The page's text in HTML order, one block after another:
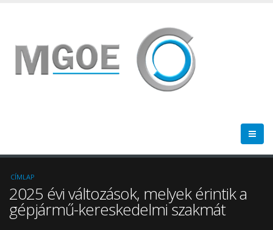
CÍMLAP
2025 évi változások, melyek érintik a
gépjármű-kereskedelmi szakmát